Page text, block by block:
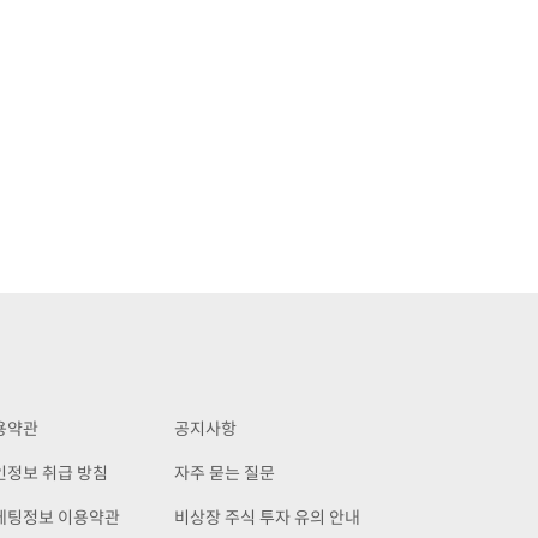
약관
정보 취급 방침
팅정보 이용약관
공지사항
자주 묻는 질문
비상장 주식 투자 유의 안내